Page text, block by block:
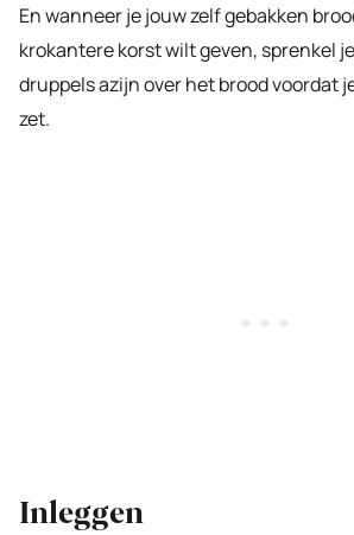
En wanneer je jouw zelf gebakken
krokantere korst wilt geven, sprenkel
druppels azijn over het brood voordat
zet.
Inleggen